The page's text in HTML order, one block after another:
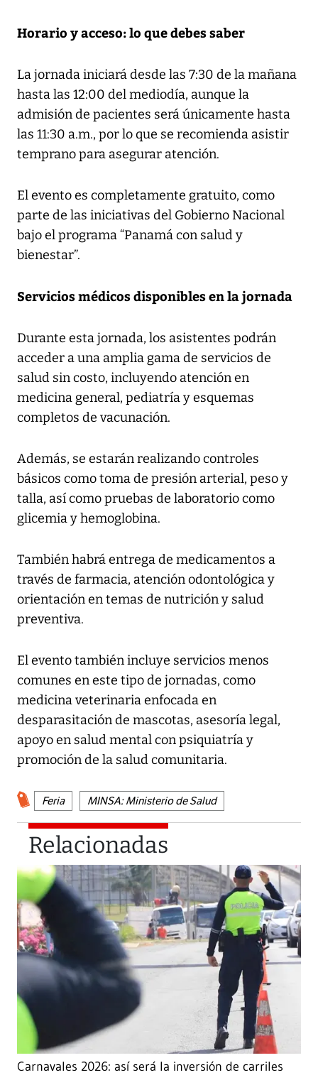
Horario y acceso: lo que debes saber
La jornada iniciará desde las 7:30 de la mañana
hasta las 12:00 del mediodía, aunque la
admisión de pacientes será únicamente hasta
las 11:30 a.m., por lo que se recomienda asistir
temprano para asegurar atención.
El evento es completamente gratuito, como
parte de las iniciativas del Gobierno Nacional
bajo el programa “Panamá con salud y
bienestar”.
Servicios médicos disponibles en la jornada
Durante esta jornada, los asistentes podrán
acceder a una amplia gama de servicios de
salud sin costo, incluyendo atención en
medicina general, pediatría y esquemas
completos de vacunación.
Además, se estarán realizando controles
básicos como toma de presión arterial, peso y
talla, así como pruebas de laboratorio como
glicemia y hemoglobina.
También habrá entrega de medicamentos a
través de farmacia, atención odontológica y
orientación en temas de nutrición y salud
preventiva.
El evento también incluye servicios menos
comunes en este tipo de jornadas, como
medicina veterinaria enfocada en
desparasitación de mascotas, asesoría legal,
apoyo en salud mental con psiquiatría y
promoción de la salud comunitaria.
Feria MINSA: Ministerio de Salud
Relacionadas
Carnavales 2026: así será la inversión de carriles